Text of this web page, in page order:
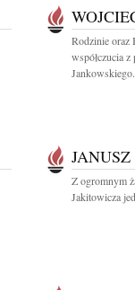
Rodzinie oraz
współczucia
Z ogromnym
Jakitowicza